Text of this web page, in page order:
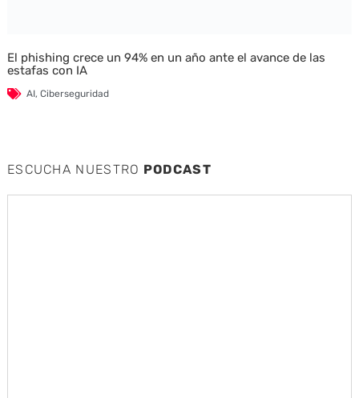
El phishing crece un 94% en un año ante el avance de las
estafas con IA
AI, Ciberseguridad
ESCUCHA NUESTRO PODCAST